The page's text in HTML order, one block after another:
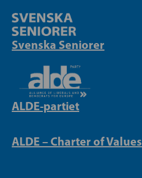
Svenska Seniorer
ALDE-partiet
ALDE – Charter of Values